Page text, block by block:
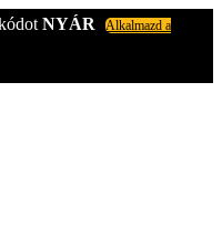
NYÁR
Alkalmazd a